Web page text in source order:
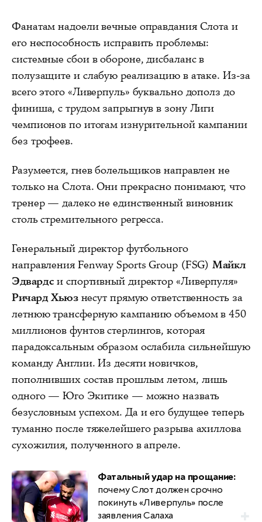
Фанатам надоели вечные оправдания Слота и
его неспособность исправить проблемы:
системные сбои в обороне, дисбаланс в
полузащите и слабую реализацию в атаке. Из-за
всего этого «Ливерпуль» буквально дополз до
финиша, с трудом запрыгнув в зону Лиги
чемпионов по итогам изнурительной кампании
без трофеев.
Разумеется, гнев болельщиков направлен не
только на Слота. Они прекрасно понимают, что
тренер — далеко не единственный виновник
столь стремительного регресса.
Генеральный директор футбольного
направления Fenway Sports Group (FSG)Майкл
Эдвардс и спортивный директор «Ливерпуля»
Ричард Хьюзнесут прямую ответственность за
летнюю трансферную кампанию объемом в 450
миллионов фунтов стерлингов, которая
парадоксальным образом ослабила сильнейшую
команду Англии. Из десяти новичков,
пополнивших состав прошлым летом, лишь
одного — Юго Экитике — можно назвать
безусловным успехом. Да и его будущее теперь
туманно после тяжелейшего разрыва ахиллова
сухожилия, полученного в апреле.
Фатальный удар на прощание:
почему Слот должен срочно
покинуть «Ливерпуль» после
заявления Салаха